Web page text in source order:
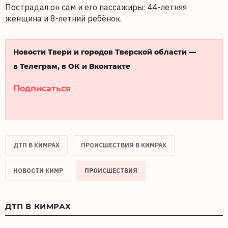
Пострадал он сам и его пассажиры: 44-летняя
женщина и 8-летний ребёнок.
Новости Твери и городов Тверской области —
в Телеграм, в ОК и Вконтакте
Подписаться
ДТП В КИМРАХ ПРОИСШЕСТВИЯ В КИМРАХ
НОВОСТИ КИМР ПРОИСШЕСТВИЯ
ДТП В КИМРАХ